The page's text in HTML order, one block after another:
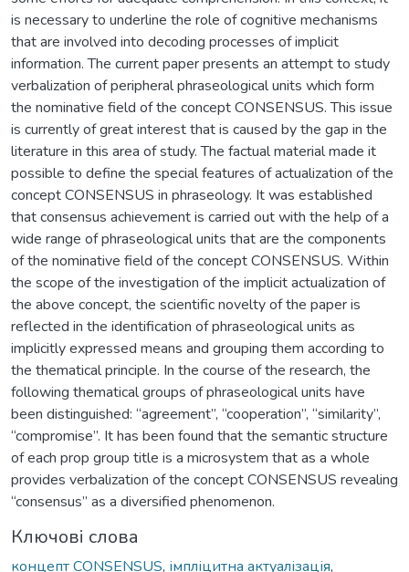
is necessary to underline the role of cognitive mechanisms
that are involved into decoding processes of implicit
information. The current paper presents an attempt to study
verbalization of peripheral phraseological units which form
the nominative field of the concept CONSENSUS. This issue
is currently of great interest that is caused by the gap in the
literature in this area of study. The factual material made it
possible to define the special features of actualization of the
concept CONSENSUS in phraseology. It was established
that consensus achievement is carried out with the help of a
wide range of phraseological units that are the components
of the nominative field of the concept CONSENSUS. Within
the scope of the investigation of the implicit actualization of
the above concept, the scientific novelty of the paper is
reflected in the identification of phraseological units as
implicitly expressed means and grouping them according to
the thematical principle. In the course of the research, the
following thematical groups of phraseological units have
been distinguished: “agreement”, “cooperation”, “similarity”,
“compromise”. It has been found that the semantic structure
of each prop group title is a microsystem that as a whole
provides verbalization of the concept CONSENSUS revealing
“consensus” as a diversified phenomenon.
Ключові слова
концепт CONSENSUS, імпліцитна актуалізація,